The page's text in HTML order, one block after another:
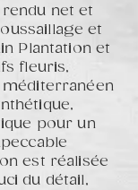
net et
et
Plantation et
fleuris,
méditerranéen
pour un
est réalisée
du détail,